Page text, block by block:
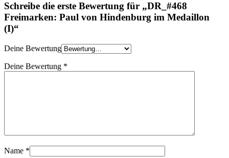
Schreibe die erste Bewertung für „DR_#468
Freimarken: Paul von Hindenburg im Medaillon
(I)“
Deine Bewertung
Deine Bewertung *
Name *